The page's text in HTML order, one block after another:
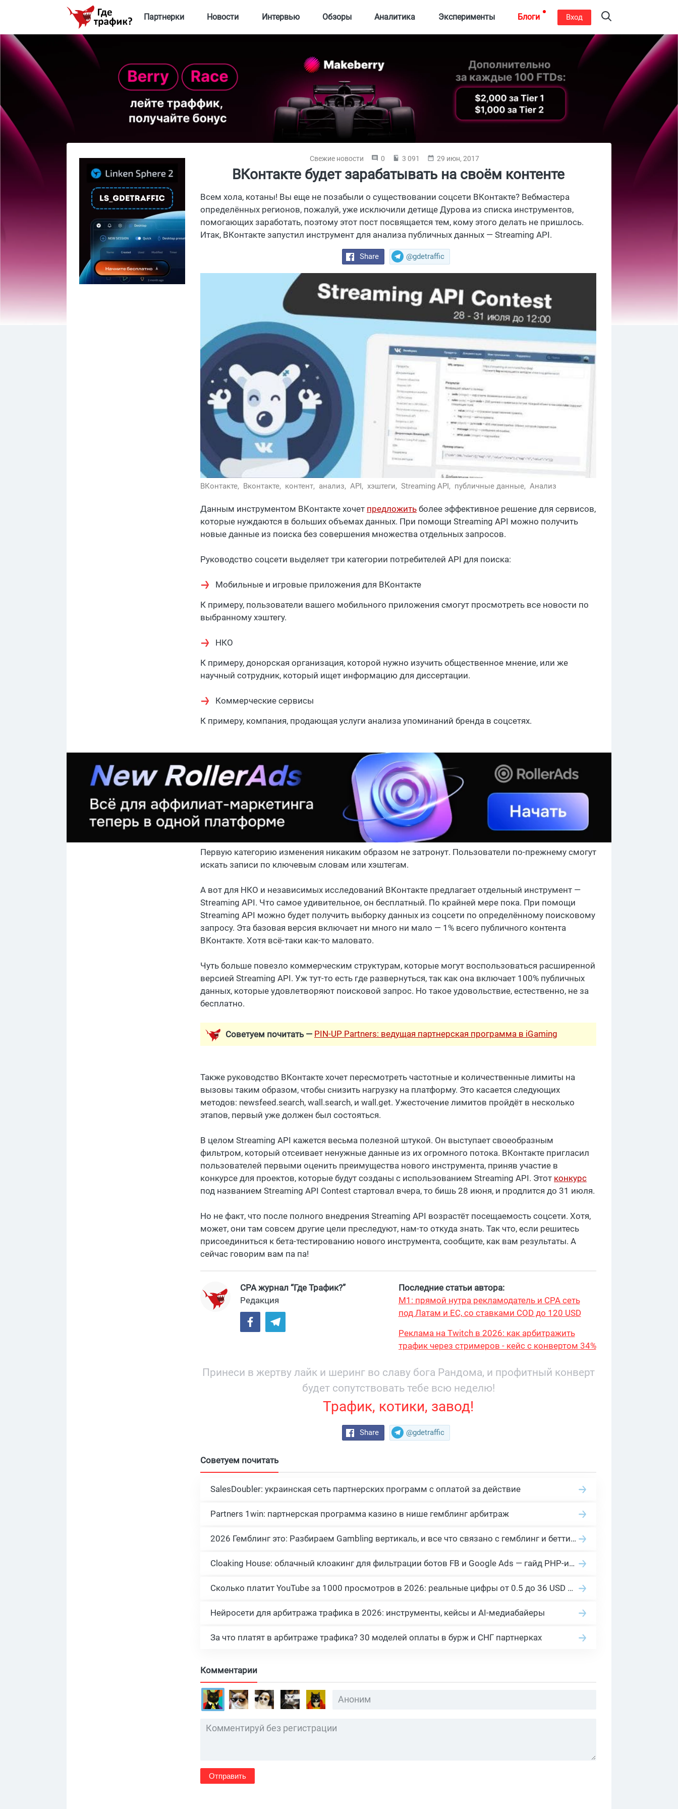
Партнерки Новости Интервью Обзоры Аналитика Эксперименты Блоги Вход
Свежие новости 0 3 091 29 июн, 2017
ВКонтакте будет зарабатывать на своём контенте
Всем хола, котаны! Вы еще не позабыли о существовании соцсети ВКонтакте? Вебмастера
определённых регионов, пожалуй, уже исключили детище Дурова из списка инструментов,
помогающих заработать, поэтому этот пост посвящается тем, кому этого делать не пришлось.
Итак, ВКонтакте запустил инструмент для анализа публичных данных — Streaming API.
Share @gdetraffic
ВКонтакте, Вконтакте, контент, анализ, API, хэштеги, Streaming API, публичные данные, Анализ
Данным инструментом ВКонтакте хочет предложить более эффективное решение для сервисов,
которые нуждаются в больших объемах данных. При помощи Streaming API можно получить
новые данные из поиска без совершения множества отдельных запросов.
Руководство соцсети выделяет три категории потребителей API для поиска:
Мобильные и игровые приложения для ВКонтакте
К примеру, пользователи вашего мобильного приложения смогут просмотреть все новости по
выбранному хэштегу.
НКО
К примеру, донорская организация, которой нужно изучить общественное мнение, или же
научный сотрудник, который ищет информацию для диссертации.
Коммерческие сервисы
К примеру, компания, продающая услуги анализа упоминаний бренда в соцсетях.
Первую категорию изменения никаким образом не затронут. Пользователи по-прежнему смогут
искать записи по ключевым словам или хэштегам.
А вот для НКО и независимых исследований ВКонтакте предлагает отдельный инструмент —
Streaming API. Что самое удивительное, он бесплатный. По крайней мере пока. При помощи
Streaming API можно будет получить выборку данных из соцсети по определённому поисковому
запросу. Эта базовая версия включает ни много ни мало — 1% всего публичного контента
ВКонтакте. Хотя всё-таки как-то маловато.
Чуть больше повезло коммерческим структурам, которые могут воспользоваться расширенной
версией Streaming API. Уж тут-то есть где развернуться, так как она включает 100% публичных
данных, которые удовлетворяют поисковой запрос. Но такое удовольствие, естественно, не за
бесплатно.
Советуем почитать — PIN-UP Partners: ведущая партнерская программа в iGaming
Также руководство ВКонтакте хочет пересмотреть частотные и количественные лимиты на
вызовы таким образом, чтобы снизить нагрузку на платформу. Это касается следующих
методов: newsfeed.search, wall.search, и wall.get. Ужесточение лимитов пройдёт в несколько
этапов, первый уже должен был состояться.
В целом Streaming API кажется весьма полезной штукой. Он выступает своеобразным
фильтром, который отсеивает ненужные данные из их огромного потока. ВКонтакте пригласил
пользователей первыми оценить преимущества нового инструмента, приняв участие в
конкурсе для проектов, которые будут созданы с использованием Streaming API. Этот конкурс
под названием Streaming API Contest стартовал вчера, то бишь 28 июня, и продлится до 31 июля.
Но не факт, что после полного внедрения Streaming API возрастёт посещаемость соцсети. Хотя,
может, они там совсем другие цели преследуют, нам-то откуда знать. Так что, если решитесь
присоединиться к бета-тестированию нового инструмента, сообщите, как вам результаты. А
сейчас говорим вам па па!
CPA журнал “Где Трафик?”
Редакция
Последние статьи автора:
М1: прямой нутра рекламодатель и CPA сеть
под Латам и ЕС, со ставками COD до 120 USD
Реклама на Twitch в 2026: как арбитражить
трафик через стримеров - кейс с конвертом 34%
Принеси в жертву лайк и шеринг во славу бога Рандома, и профитный конверт
будет сопутствовать тебе всю неделю!
Трафик, котики, завод!
Share @gdetraffic
Советуем почитать
SalesDoubler: украинская сеть партнерских программ с оплатой за действие
Partners 1win: партнерская программа казино в нише гемблинг арбитраж
2026 Гемблинг это: Разбираем Gambling вертикаль, и все что связано с гемблинг и беттинг офферами
Cloaking House: облачный клоакинг для фильтрации ботов FB и Google Ads — гайд PHP-интеграции 2026
Сколько платит YouTube за 1000 просмотров в 2026: реальные цифры от 0.5 до 36 USD по ГЕО
Нейросети для арбитража трафика в 2026: инструменты, кейсы и AI-медиабайеры
За что платят в арбитраже трафика? 30 моделей оплаты в бурж и СНГ партнерках
Комментарии
Отправить